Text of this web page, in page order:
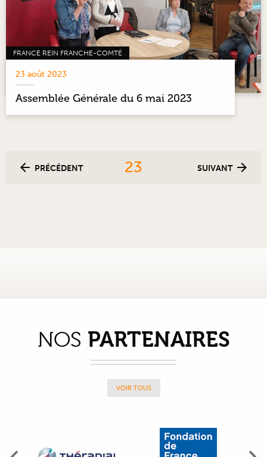
FRANCE REIN FRANCHE-COMTÉ
23 août 2023
Assemblée Générale du 6 mai 2023
PRÉCÉDENT 23 SUIVANT
NOS PARTENAIRES
VOIR TOUS